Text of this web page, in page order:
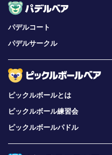
パデルコート
パデルサークル
ピックルボールとは
ピックルボール練習会
ピックルボールパドル